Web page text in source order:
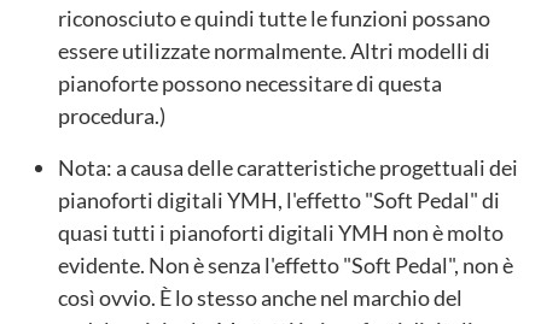
riconosciuto e quindi tutte le funzioni possano
essere utilizzate normalmente. Altri modelli di
pianoforte possono necessitare di questa
procedura.)
Nota: a causa delle caratteristiche progettuali dei
pianoforti digitali YMH, l'effetto "Soft Pedal" di
quasi tutti i pianoforti digitali YMH non è molto
evidente. Non è senza l'effetto "Soft Pedal", non è
così ovvio. È lo stesso anche nel marchio del